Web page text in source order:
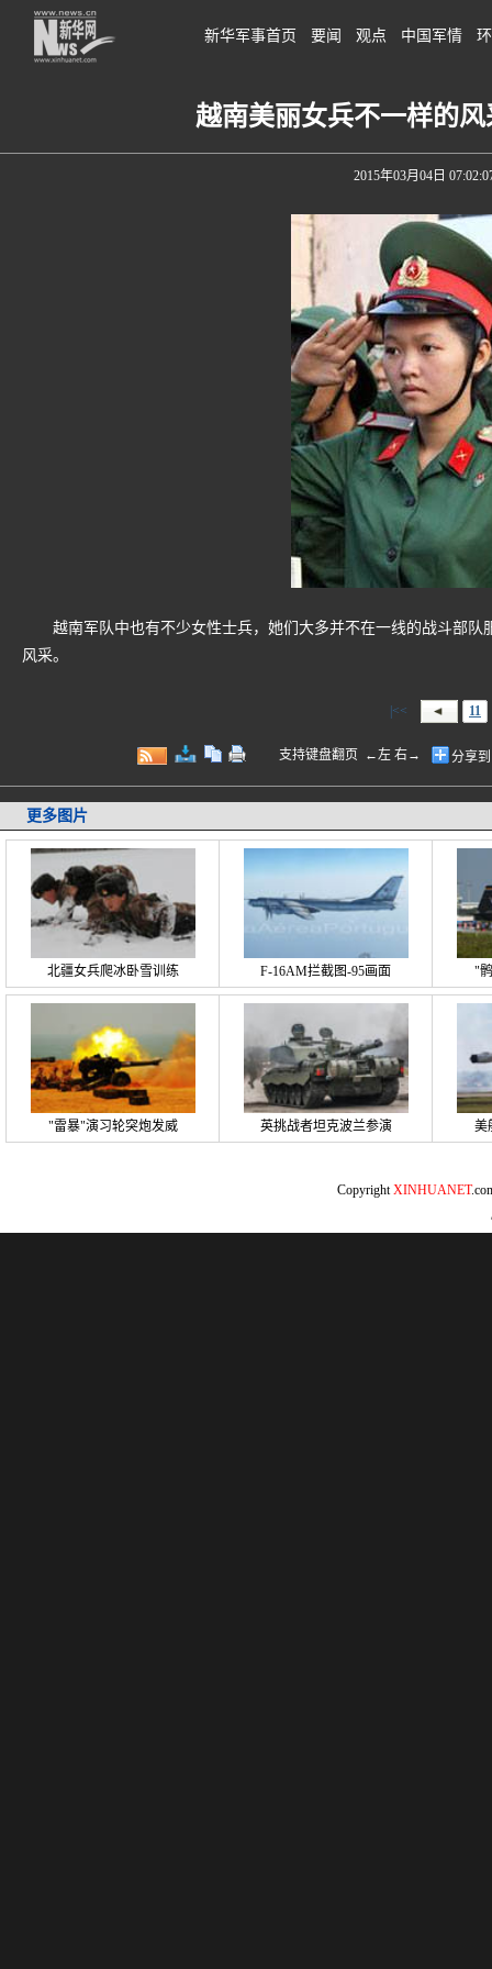
新华军事首页 要闻 观点 中国军情
越南美丽女兵不一样的
2015年03月04日
越南军队中也有不少女性士兵，她们大多并不在一线的战斗部队
风采。
|<< 11
支持键盘翻页 ←左 右→ 分享
更多图片
北疆女兵爬冰卧雪训练 F-16AM拦截图-95画面 "
"雷暴"演习轮突炮发威 英挑战者坦克波兰参演 美
CopyrightXINHUANET